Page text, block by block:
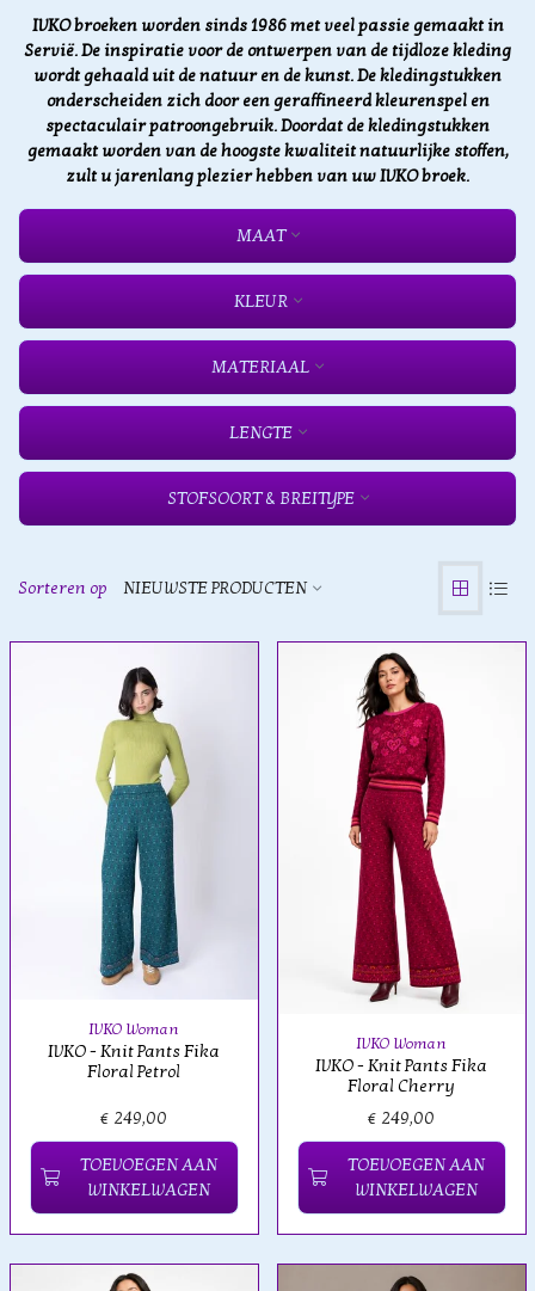
IVKO broeken worden sinds 1986 met veel passie gemaakt in
Servië. De inspiratie voor de ontwerpen van de tijdloze kleding
wordt gehaald uit de natuur en de kunst. De kledingstukken
onderscheiden zich door een geraffineerd kleurenspel en
spectaculair patroongebruik. Doordat de kledingstukken
gemaakt worden van de hoogste kwaliteit natuurlijke stoffen,
zult u jarenlang plezier hebben van uw IVKO broek.
MAAT
KLEUR
MATERIAAL
LENGTE
STOFSOORT & BREITYPE
Sorteren op NIEUWSTE PRODUCTEN
IVKO Woman
IVKO - Knit Pants Fika
Floral Petrol
€ 249,00
TOEVOEGEN AAN
WINKELWAGEN
IVKO Woman
IVKO - Knit Pants Fika
Floral Cherry
€ 249,00
TOEVOEGEN AAN
WINKELWAGEN